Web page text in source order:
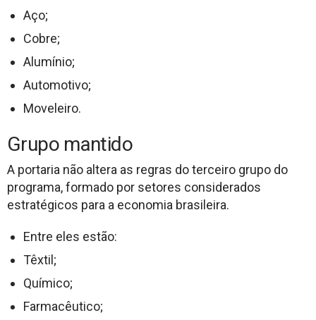
Aço;
Cobre;
Alumínio;
Automotivo;
Moveleiro.
Grupo mantido
A portaria não altera as regras do terceiro grupo do
programa, formado por setores considerados
estratégicos para a economia brasileira.
Entre eles estão:
Têxtil;
Químico;
Farmacêutico;